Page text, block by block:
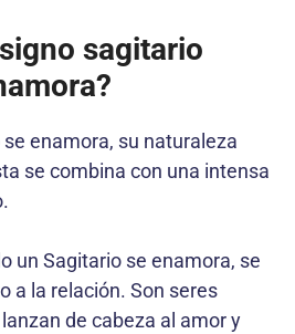
sagitario
enamora, su naturaleza
se combina con una intensa
un Sagitario se enamora, se
a la relación. Son seres
de cabeza al amor y